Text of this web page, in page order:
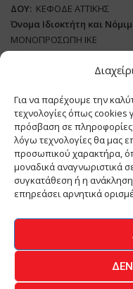
Για να παρέχουμε την
τεχνολογίες όπως cookies
πρόσβαση σε πληροφορίες
λόγω τεχνολογίες θα μας
προσωπικού χαρακτήρα,
μοναδικά αναγνωριστικά
συγκατάθεση ή η
επηρεάσει αρνητικά
ΔΟΥ: ΚΕΦΟΔΕ ΑΤΤΙΚΗΣ
Όνομα Ιδιοκτήτη και
ΜΟΝΟΠΡΟΣΩΠΗ ΙΚΕ
Διευθυντής Σύνταξης:
ΔικαιούχοςDomain:
Διευθυντής: ΕΥΘΥΜΙΑΤΟΥ
Διαχειριστής:
Δήλωση Συμμόρφωσης